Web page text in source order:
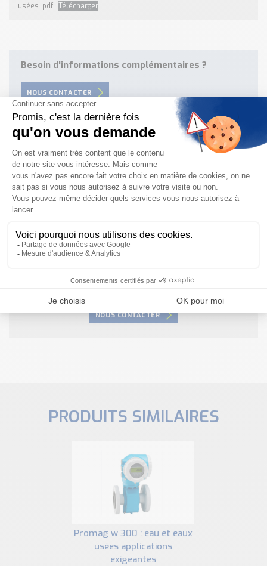
usées .pdf Télécharger
Besoin d'informations complémentaires ?
NOUS CONTACTER
Besoin d'aide pour choisir votre
produit ?
votre projet
NOUS CONTACTER
PRODUITS SIMILAIRES
promag w 300 : eau et eaux
usées applications
exigeantes